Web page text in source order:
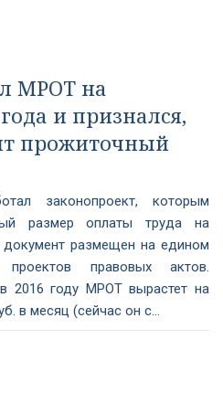
МРОТ на
и признался,
прожиточный
законопроект, которым
размер оплаты труда на
размещен на едином
проектов правовых актов.
2016 году МРОТ вырастет на
в месяц (сейчас он с...